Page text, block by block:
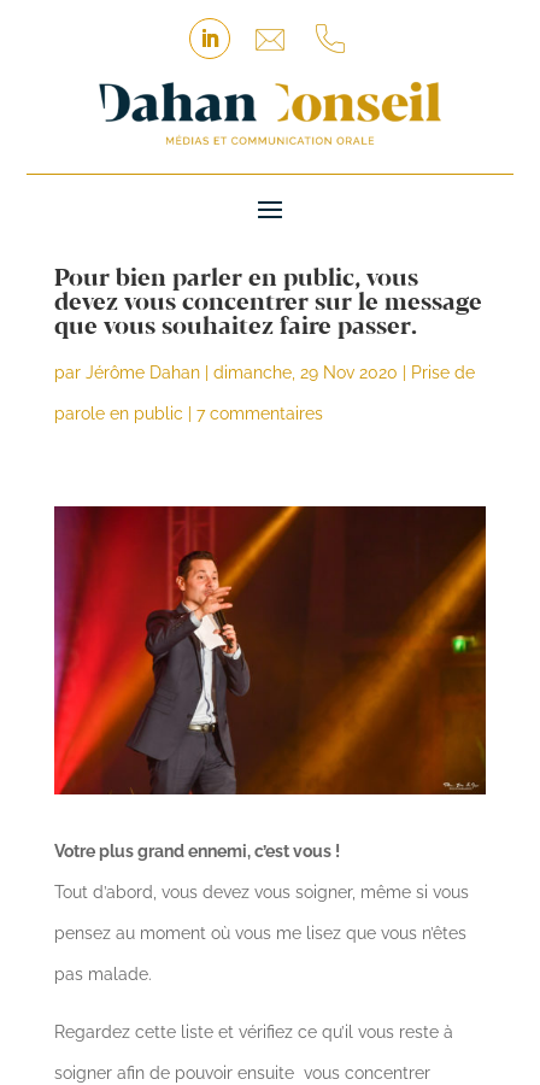
Pour bien parler en public, vous
devez vous concentrer sur le message
que vous souhaitez faire passer.
par Jérôme Dahan| dimanche, 29 Nov 2020 Prise de
parole en public 7 commentaires
Votre plus grand ennemi, c’est vous !
Tout d’abord, vous devez vous soigner, même si vous
pensez au moment où vous me lisez que vous n’êtes
pas malade.
Regardez cette liste et vérifiez ce qu’il vous reste à
soigner afin de pouvoir ensuite vous concentrer